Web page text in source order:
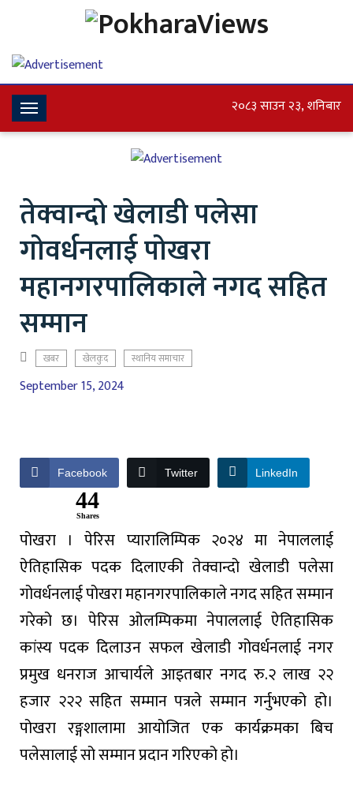
Toggle
Navigation
२०८३ साउन २३, शनिबार
तेक्वान्दो खेलाडी पलेसा
गोवर्धनलाई पोखरा
महानगरपालिकाले नगद सहित
सम्मान
खबर खेलकुद स्थानिय समाचार
September 15, 2024
Facebook Twitter LinkedIn
44
Shares
पोखरा । पेरिस प्यारालिम्पिक २०२४ मा नेपाललाई
ऐतिहासिक पदक दिलाएकी तेक्वान्दो खेलाडी पलेसा
गोवर्धनलाई पोखरा महानगरपालिकाले नगद सहित सम्मान
गरेको छ। पेरिस ओलम्पिकमा नेपाललाई ऐतिहासिक
कांस्य पदक दिलाउन सफल खेलाडी गोवर्धनलाई नगर
प्रमुख धनराज आचार्यले आइतबार नगद रु.२ लाख २२
हजार २२२ सहित सम्मान पत्रले सम्मान गर्नुभएको हो।
पोखरा रङ्गशालामा आयोजित एक कार्यक्रमका बिच
पलेसालाई सो सम्मान प्रदान गरिएको हो।